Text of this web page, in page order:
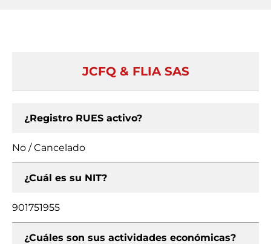
JCFQ & FLIA SAS
¿Registro RUES activo?
No / Cancelado
¿Cuál es su NIT?
901751955
¿Cuáles son sus actividades económicas?